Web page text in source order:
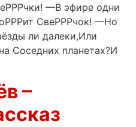
—В эфире одни
СвеРРРчок! —Но
ли далеки,Или
Соседних планетах?И
–